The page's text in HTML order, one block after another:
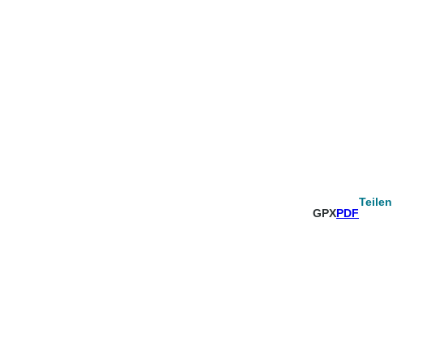
GPX PDF
Teilen